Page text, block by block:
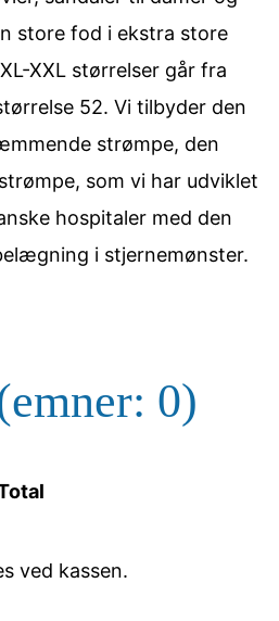
store fod i ekstra store
XXL størrelser går fra
52. Vi tilbyder den
strømpe, den
som vi har udviklet
hospitaler med den
i stjernemønster.
0)
ved kassen.